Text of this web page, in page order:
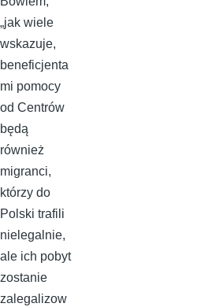
„jak wiele
wskazuje,
beneficjenta
mi pomocy
od Centrów
będą
również
migranci,
którzy do
Polski trafili
nielegalnie,
ale ich pobyt
zostanie
zalegalizow